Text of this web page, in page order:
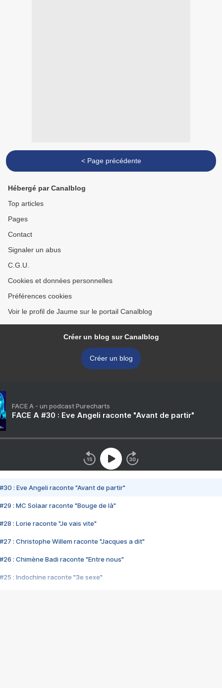
< Page précédente
Hébergé par Canalblog
Top articles
Pages
Contact
Signaler un abus
C.G.U.
Cookies et données personnelles
Préférences cookies
Voir le profil de Jaume sur le portail Canalblog
Créer un blog sur Canalblog
Créer un blog
FACE A - un podcast Purecharts
FACE A #30 : Eve Angeli raconte "Avant de partir"
#30 : Eve Angeli raconte "Avant de partir"
#29 : MC Solaar raconte "Bouge de là"
#28 : Lorie raconte "Je vais vite"
#27 : Christophe Willem raconte "Jacques a dit"
#26 : Chimène Badi raconte "Entre nous"
#25 : Indochine raconte "3e sexe"